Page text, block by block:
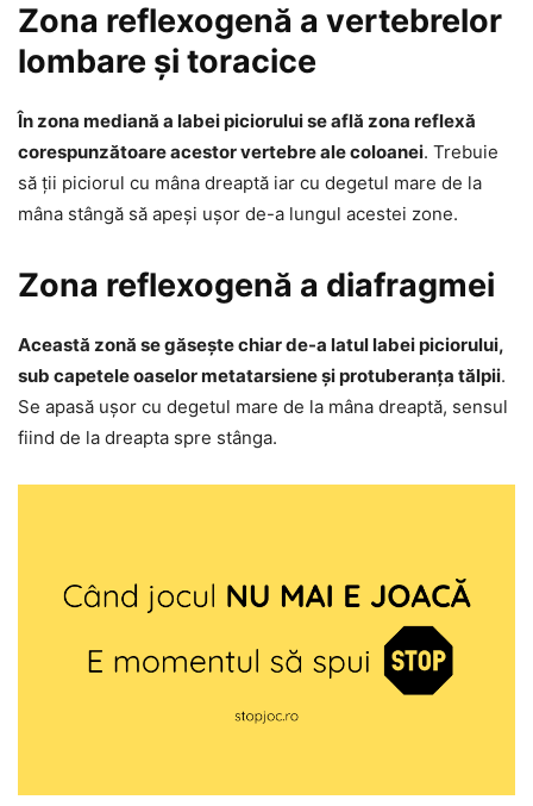
Zona reflexogenă a vertebrelor
lombare și toracice
În zona mediană a labei piciorului se află zona reflexă
corespunzătoare acestor vertebre ale coloanei. Trebuie
să ții piciorul cu mâna dreaptă iar cu degetul mare de la
mâna stângă să apeși ușor de-a lungul acestei zone.
Zona reflexogenă a diafragmei
Această zonă se găsește chiar de-a latul labei piciorului,
sub capetele oaselor metatarsiene și protuberanța tălpii.
Se apasă ușor cu degetul mare de la mâna dreaptă, sensul
fiind de la dreapta spre stânga.